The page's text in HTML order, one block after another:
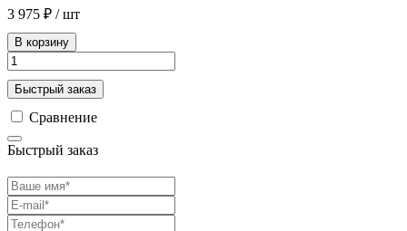
3 975 ₽ / шт
В корзину
Быстрый заказ
Сравнение
Быстрый заказ